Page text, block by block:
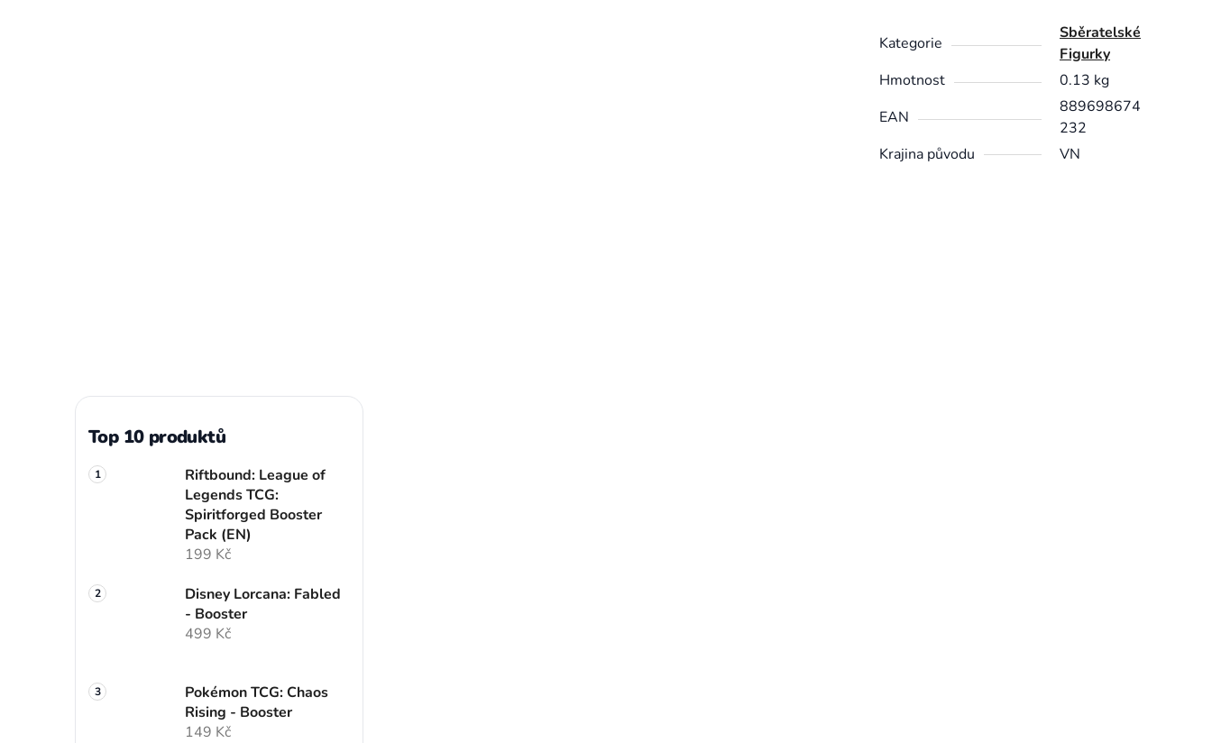
Top 10 produktů
Riftbound: League of
Legends TCG:
Spiritforged Booster
Pack (EN)
199 Kč
Disney Lorcana: Fabled
- Booster
499 Kč
Pokémon TCG: Chaos
Rising - Booster
149 Kč
Kategorie
Sběratelské
Figurky
Hmotnost
0.13 kg
EAN
889698674
232
Krajina původu
VN